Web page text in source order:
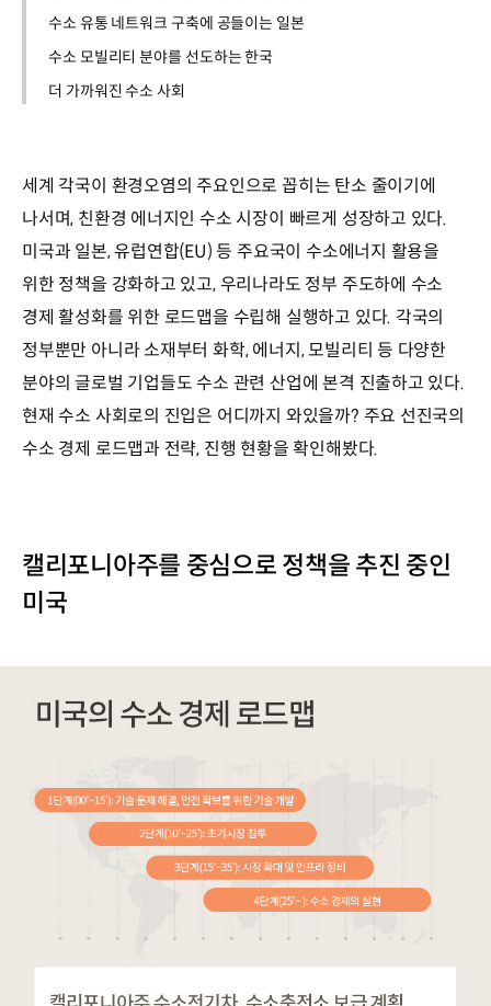
수소 유통 네트워크 구축에 공들이는 일본
수소 모빌리티 분야를 선도하는 한국
더 가까워진 수소 사회
세계 각국이 환경오염의 주요인으로 꼽히는 탄소 줄이기에
나서며, 친환경 에너지인 수소 시장이 빠르게 성장하고 있다.
미국과 일본, 유럽연합(EU) 등 주요국이 수소에너지 활용을
위한 정책을 강화하고 있고, 우리나라도 정부 주도하에 수소
경제 활성화를 위한 로드맵을 수립해 실행하고 있다. 각국의
정부뿐만 아니라 소재부터 화학, 에너지, 모빌리티 등 다양한
분야의 글로벌 기업들도 수소 관련 산업에 본격 진출하고 있다.
현재 수소 사회로의 진입은 어디까지 와있을까? 주요 선진국의
수소 경제 로드맵과 전략, 진행 현황을 확인해봤다.
캘리포니아주를 중심으로 정책을 추진 중인
미국